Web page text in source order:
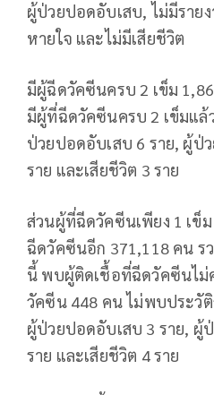
ผู้ป่วยปอดอับเสบ, ไม่มีราย
หายใจ และไม่มีเสียชีวิต
มีผู้ฉีดวัคซีนครบ 2 เข็ม
มีผู้ที่ฉีดวัคซีนครบ 2 เข็มแล้
ป่วยปอดอับเสบ 6 ราย, ผู้ป่
ราย และเสียชีวิต 3 ราย
ส่วนผู้ที่ฉีดวัคซีนเพียง 1 เข็
ฉีดวัคซีนอีก 371,118 คน ร
นี้ พบผู้ติดเชื้อที่ฉีดวัคซีนไม่
วัคซีน 448 คน ไม่พบประวั
ผู้ป่วยปอดอับเสบ 3 ราย, ผู้
ราย และเสียชีวิต 4 ราย